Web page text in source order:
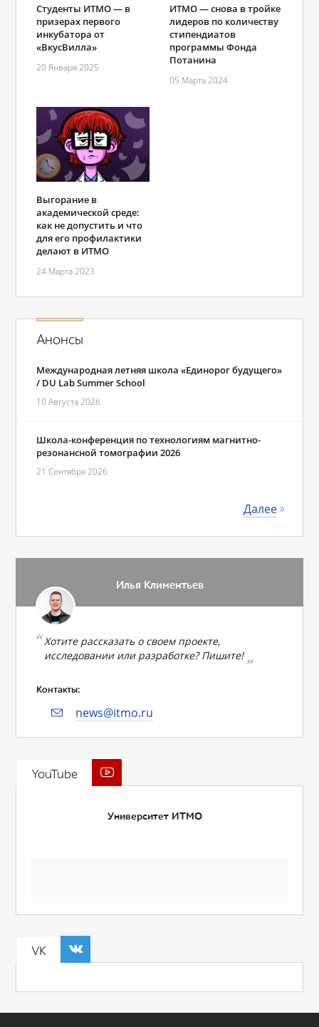
Студенты ИТМО — в
призерах первого
инкубатора от
«ВкусВилла»
20 Января 2025
ИТМО — снова в тройке
лидеров по количеству
стипендиатов
программы Фонда
Потанина
05 Марта 2024
Выгорание в
академической среде:
как не допустить и что
для его профилактики
делают в ИТМО
24 Марта 2023
Анонсы
Международная летняя школа «Единорог будущего»
/ DU Lab Summer School
10 Августа 2026
Школа-конференция по технологиям магнитно-
резонансной томографии 2026
21 Сентября 2026
Далее
Илья Климентьев
Хотите рассказать о своем проекте,
исследовании или разработке? Пишите!
Контакты:
news@itmo.ru
YouTube
Университет ИТМО
VK